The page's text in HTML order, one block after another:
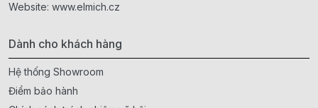
Website: www.elmich.cz
Dành cho khách hàng
Hệ thống Showroom
Điểm bảo hành